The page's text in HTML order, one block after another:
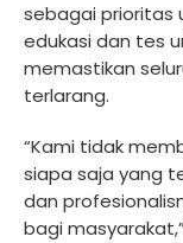
sebagai prioritas
edukasi dan tes
memastikan
terlarang.
“Kami tidak
siapa saja yang
dan
bagi